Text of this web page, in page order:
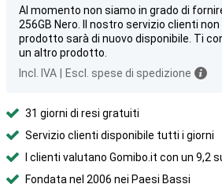
Al momento non siamo in grado di
256GB Nero. Il nostro servizio clienti
prodotto sarà di nuovo disponibile. Ti
un altro prodotto.
Incl. IVA
Escl. spese di spedizione
31 giorni di resi gratuiti
Servizio clienti disponibile tutti i giorni
I clienti valutano Gomibo.it con un 9,2
Fondata nel 2006 nei Paesi Bassi